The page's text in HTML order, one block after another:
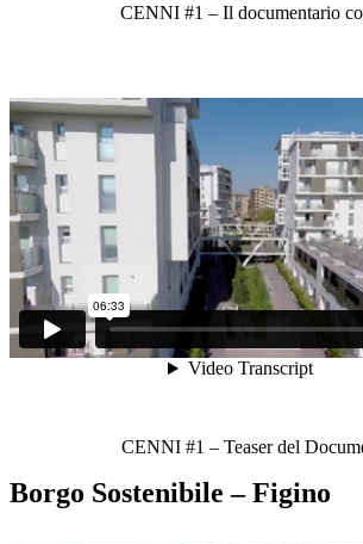
CENNI #1 – Il documentario
CENNI #1 – Teaser del
Borgo Sostenibile – Figino